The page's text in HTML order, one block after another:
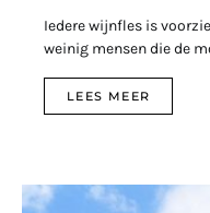
Iedere wijnfles is
weinig mensen die de
LEES MEER